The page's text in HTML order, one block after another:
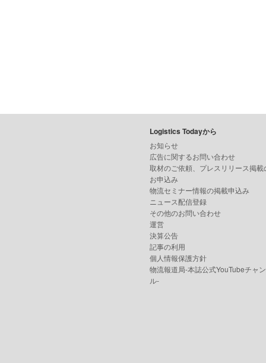
Logistics Todayから
お知らせ
広告に関するお問い合わせ
取材のご依頼、プレスリリース掲載
お申込み
物流セミナー情報の掲載申込み
ニュース配信登録
その他のお問い合わせ
運営
決算公告
記事の利用
個人情報保護方針
物流報道局-本誌公式YouTubeチャ
ル-